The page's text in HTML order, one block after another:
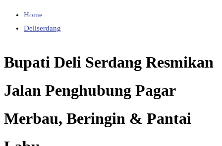
Home
Deliserdang
Bupati Deli Serdang Resmikan
Jalan Penghubung Pagar
Merbau, Beringin & Pantai